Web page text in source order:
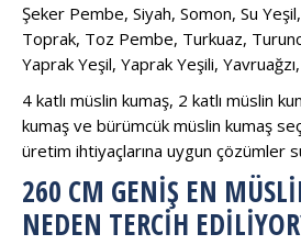
Şeker Pembe, Siyah, Somon, Su
Toprak, Toz Pembe, Turkuaz,
Yaprak Yeşil, Yaprak Yeşili,
4 katlı müslin kumaş, 2 katlı müslin
kumaş ve bürümcük müslin kumaş
üretim ihtiyaçlarına uygun çözümler
260 CM GENIŞ EN
NEDEN TERCIH